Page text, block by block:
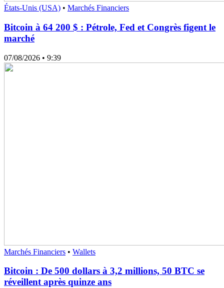
États-Unis (USA) • Marchés Financiers
Bitcoin à 64 200 $ : Pétrole, Fed et Congrès figent le
marché
07/08/2026 • 9:39
Marchés Financiers • Wallets
Bitcoin : De 500 dollars à 3,2 millions, 50 BTC se
réveillent après quinze ans